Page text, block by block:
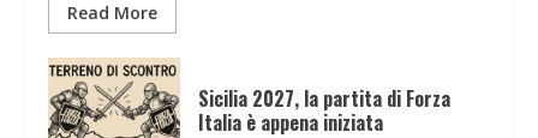
Read More
Sicilia 2027, la partita di Forza
Italia è appena iniziata